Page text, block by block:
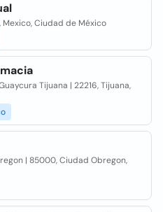
Ciudad de México
Tijuana | 22216, Tijuana,
| 85000, Ciudad Obregon,